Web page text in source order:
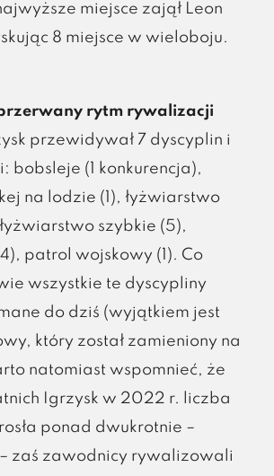
miejsce zajął Leon
8 miejsce w wieloboju.
rytm rywalizacji
przewidywał 7 dyscyplin i
bobsleje (1 konkurencja),
na lodzie (1), łyżwiarstwo
szybkie (5),
patrol wojskowy (1). Co
wszystkie te dyscypliny
do dziś (wyjątkiem jest
który został zamieniony na
natomiast wspomnieć, że
Igrzysk w 2022 r. liczba
ponad dwukrotnie –
zaś zawodnicy rywalizowali